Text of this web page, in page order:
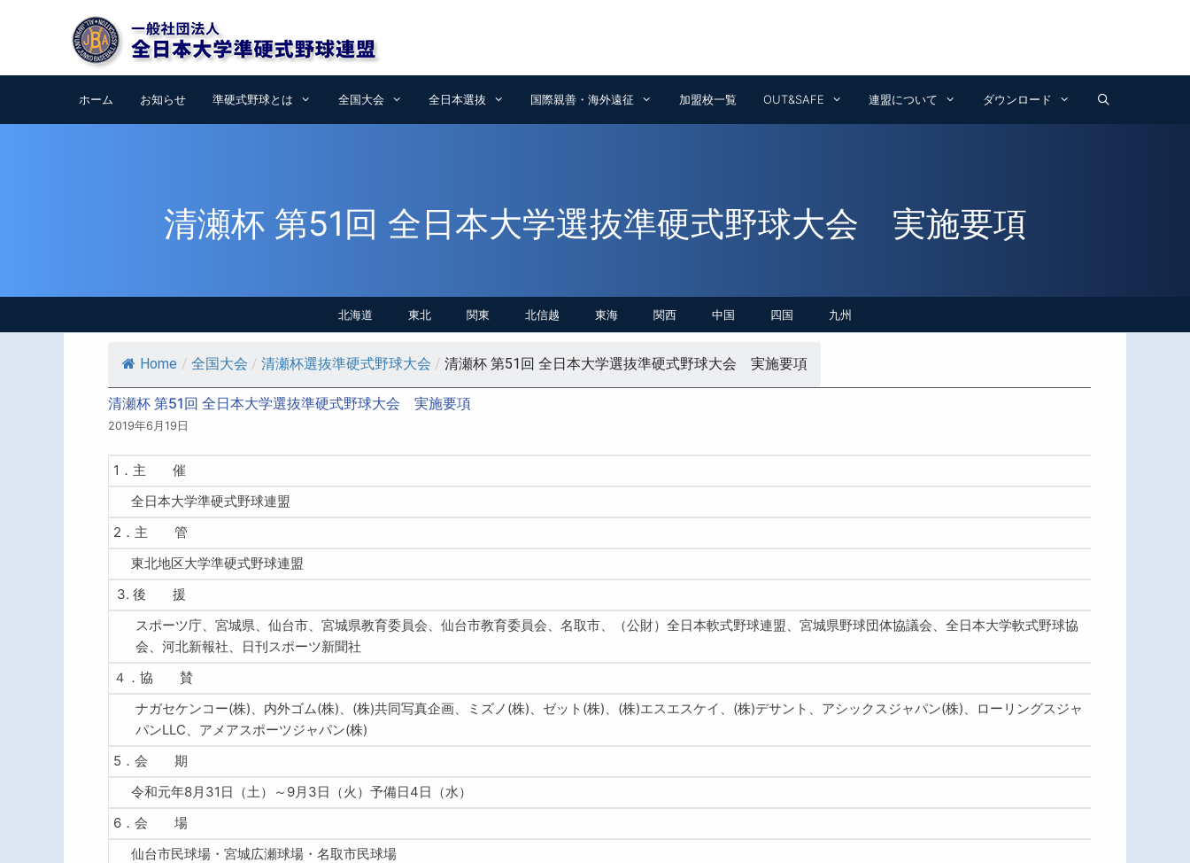
ン
ホーム お知らせ 準硬式野球とは 全国大会 全日本選抜 国際親善・海外遠征 加盟校一覧 OUT&SAFE 連盟について ダウンロード
清瀬杯 第51回 全日本大学選抜準硬式野球大会 実施要項
北海道 東北 関東 北信越 東海 関西 中国 四国 九州
Home / 全国大会 / 清瀬杯選抜準硬式野球大会 / 清瀬杯 第51回 全日本大学選抜準硬式野球大会 実施要項
清瀬杯 第51回 全日本大学選抜準硬式野球大会 実施要項
2019年6月19日
1．主 催
全日本大学準硬式野球連盟
2．主 管
東北地区大学準硬式野球連盟
3. 後 援
スポーツ庁、宮城県、仙台市、宮城県教育委員会、仙台市教育委員会、名取市、（公財）全日本軟式野球連盟、宮城県野球団体協議会、全日本大学軟式野球協
会、河北新報社、日刊スポーツ新聞社
４．協 賛
ナガセケンコー(株)、内外ゴム(株)、(株)共同写真企画、ミズノ(株)、ゼット(株)、(株)エスエスケイ、(株)デサント、アシックスジャパン(株)、ローリングスジャ
パンLLC、アメアスポーツジャパン(株)
5．会 期
令和元年8月31日（土）～9月3日（火）予備日4日（水）
6．会 場
仙台市民球場・宮城広瀬球場・名取市民球場